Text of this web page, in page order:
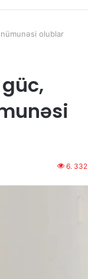
olublar
6. 332